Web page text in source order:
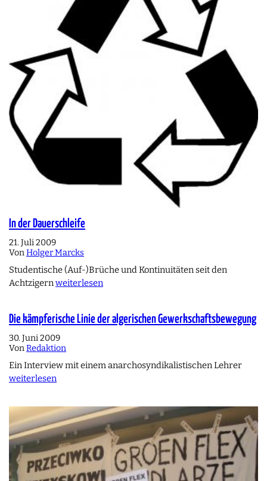
In der Dauerschleife
21. Juli 2009
VonHolger Marcks
Studentische (Auf-)Brüche und Kontinuitäten seit den
Achtzigernweiterlesen
Die kämpferische Linie der algerischen Gewerkschaftsbewegung
30. Juni 2009
VonRedaktion
Ein Interview mit einem anarchosyndikalistischen Lehrer
weiterlesen